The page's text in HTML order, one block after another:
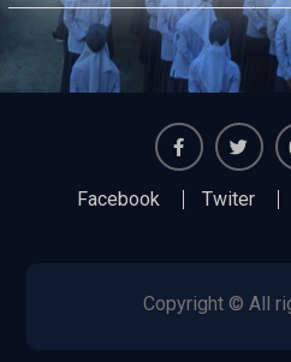
FacebookTwiter
Facebook Twiter
Copyright © All